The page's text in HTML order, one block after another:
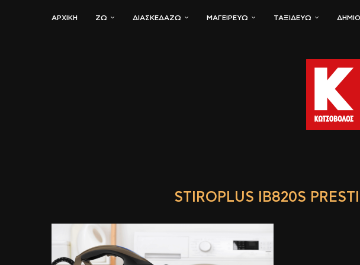
ΑΡΧΙΚΗ ΖΏ ΔΙΑΣΚΕΔΆΖΩ ΜΑΓΕΙΡΕΎΩ ΤΑΞΙΔΕΎΩ
STIROPLUS IB820S